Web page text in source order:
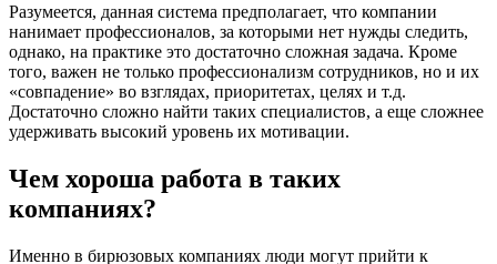
Разумеется, данная система предполагает, что компании
нанимает профессионалов, за которыми нет нужды следить,
однако, на практике это достаточно сложная задача. Кроме
того, важен не только профессионализм сотрудников, но и их
«совпадение» во взглядах, приоритетах, целях и т.д.
Достаточно сложно найти таких специалистов, а еще сложнее
удерживать высокий уровень их мотивации.
Чем хороша работа в таких
компаниях?
Именно в бирюзовых компаниях люди могут прийти к